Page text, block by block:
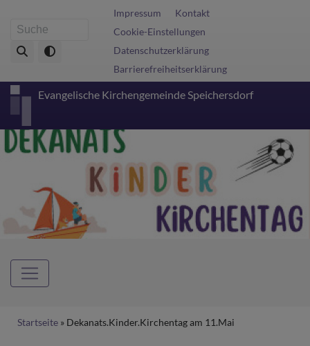
zum
Suche
Fußbereichsmenü
Impressum
Kontakt
Cookie-Einstellungen
Datenschutzerklärung
Barrierefreiheitserklärung
Evangelische Kirchengemeinde Speichersdorf
Hauptnavigation
Breadcrumb
Startseite Dekanats.Kinder.Kirchentag am 11.Mai